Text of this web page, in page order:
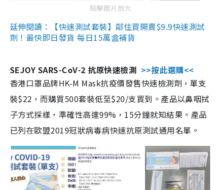
點擊圖片放大
延伸閱讀：【快速測試套裝】鄰住買開賣$9.9快速測試
劑！最快即日發貨 每日15萬盒補貨
SEJOY SARS-CoV-2 抗原快速檢測 >>按此選購<<
香港口罩品牌HK-M Mask抗疫價發售快速檢測劑，單支
裝$22，而購買500套裝低至$20/支買到。產品以鼻咽拭
子方式採樣，準確性高達99%，15分鐘就知結果。產品
已列在歐盟2019冠狀病毒病快速抗原測試通用名單。